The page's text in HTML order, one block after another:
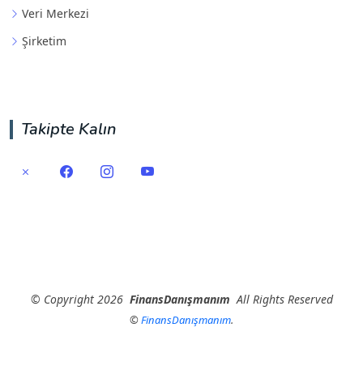
Veri Merkezi
Şirketim
Takipte Kalın
© Copyright2026 FinansDanışmanım All Rights Reserved
©FinansDanışmanım.